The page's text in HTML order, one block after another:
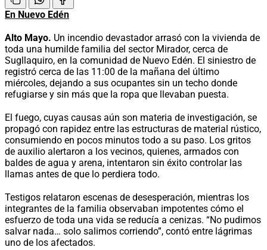
En Nuevo Edén
Alto Mayo. Un incendio devastador arrasó con la vivienda de
toda una humilde familia del sector Mirador, cerca de
Sugllaquiro, en la comunidad de Nuevo Edén. El siniestro de
registró cerca de las 11:00 de la mañana del último
miércoles, dejando a sus ocupantes sin un techo donde
refugiarse y sin más que la ropa que llevaban puesta.
El fuego, cuyas causas aún son materia de investigación, se
propagó con rapidez entre las estructuras de material rústico,
consumiendo en pocos minutos todo a su paso. Los gritos
de auxilio alertaron a los vecinos, quienes, armados con
baldes de agua y arena, intentaron sin éxito controlar las
llamas antes de que lo perdiera todo.
Testigos relataron escenas de desesperación, mientras los
integrantes de la familia observaban impotentes cómo el
esfuerzo de toda una vida se reducía a cenizas. “No pudimos
salvar nada… solo salimos corriendo”, contó entre lágrimas
uno de los afectados.